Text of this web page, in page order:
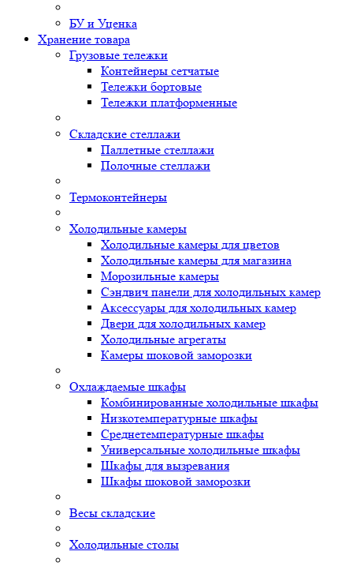
БУ и Уценка
Хранение товара
Грузовые тележки
Контейнеры сетчатые
Тележки бортовые
Тележки платформенные
Складские стеллажи
Паллетные стеллажи
Полочные стеллажи
Термоконтейнеры
Холодильные камеры
Холодильные камеры для цветов
Холодильные камеры для магазина
Морозильные камеры
Сэндвич панели для холодильных камер
Аксессуары для холодильных камер
Двери для холодильных камер
Холодильные агрегаты
Камеры шоковой заморозки
Охлаждаемые шкафы
Комбинированные холодильные шкафы
Низкотемпературные шкафы
Среднетемпературные шкафы
Универсальные холодильные шкафы
Шкафы для вызревания
Шкафы шоковой заморозки
Весы складские
Холодильные столы